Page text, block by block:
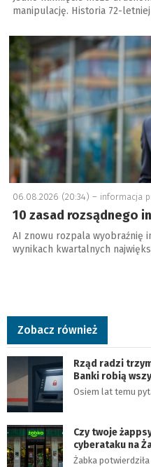
manipulację. Historia 72-
a
06.08.2026 (20:34) – informacja
10 zasad rozsądnego
AI znowu rozpala wyobraźnię
wynikach kwartalnych
Zobacz również
Rząd radzi
Banki robią
Osiem lat temu
Czy twoje
cyberataku na
Żabka